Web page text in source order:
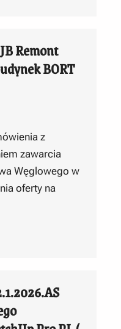
Remont
BORT
z
zawarcia
Węglowego w
oferty na